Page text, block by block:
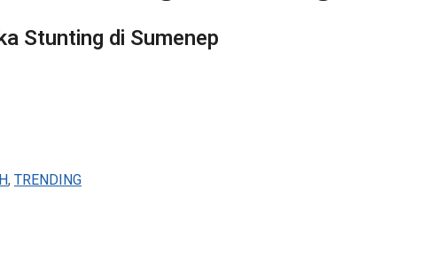
Stunting di Sumenep
,TRENDING